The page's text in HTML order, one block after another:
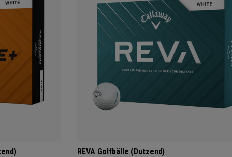
REVA Golfbälle (Dutzend)